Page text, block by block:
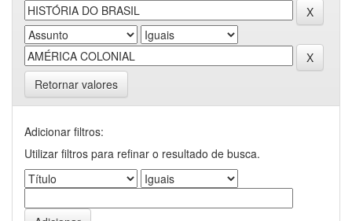
Retornar valores
Adicionar filtros:
Utilizar filtros para refinar o resultado de busca.